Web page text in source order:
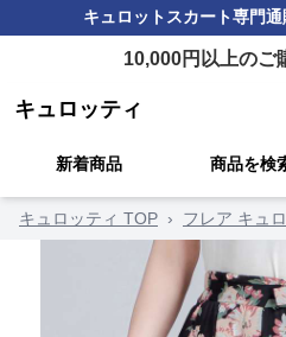
キュロットスカート専門通
10,000円以上のご
キュロッティ
新着商品 商品を検
キュロッティ TOP › フレア キュ